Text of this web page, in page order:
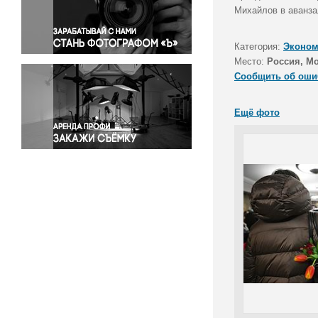
Правосудие
Происшествия и конфликты
Религия
Светская жизнь
Спорт
Экология
Экономика и бизнес
Михайлов в
Категория:
Место: Россия,
Сообщить об
Ещё фото